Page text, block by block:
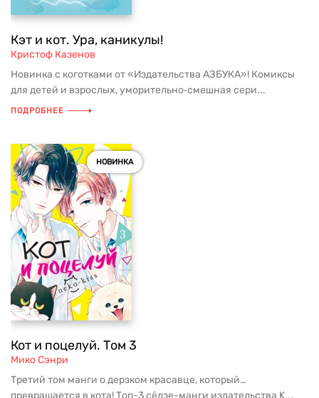
Кэт и кот. Ура, каникулы!
Кристоф Казенов
Новинка с коготками от «Издательства АЗБУКА»! Комиксы
для детей и взрослых, уморительно‑смешная сери...
ПОДРОБНЕЕ
НОВИНКА
Кот и поцелуй. Том 3
Мико Сэнри
Третий том манги о дерзком красавце, который…
превращается в кота! Топ-3 сёдзе-манги издательства K...